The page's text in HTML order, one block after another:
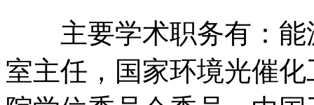
主要学术职务有：能
室主任，国家环境光催